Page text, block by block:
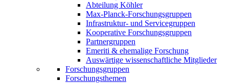
Abteilung Köhler
Max-Planck-Forschungsgruppen
Infrastruktur- und Servicegruppen
Kooperative Forschungsgruppen
Partnergruppen
Emeriti & ehemalige Forschung
Auswärtige wissenschaftliche Mitglieder
Forschungsgruppen
Forschungsthemen